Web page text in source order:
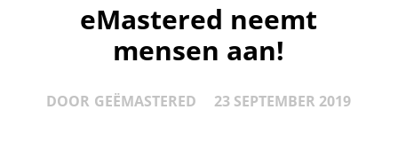
eMastered neemt
mensen aan!
DOOR GEËMASTERED 23 SEPTEMBER 2019